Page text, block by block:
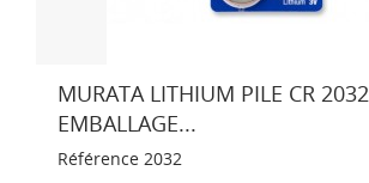
MURATA LITHIUM PILE CR 2032
EMBALLAGE...
Référence 2032